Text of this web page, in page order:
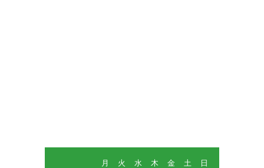
月 火 水 木 金 土 日